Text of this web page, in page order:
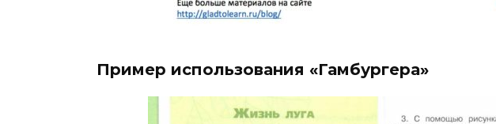
Пример использования «Гамбургера»